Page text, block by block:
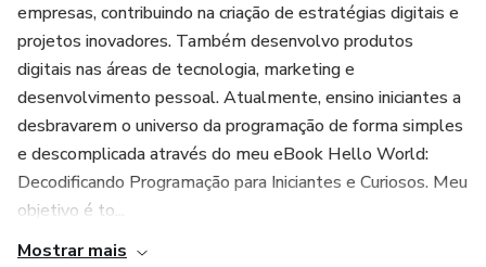
empresas, contribuindo na criação de estratégias digitais e
projetos inovadores. Também desenvolvo produtos
digitais nas áreas de tecnologia, marketing e
desenvolvimento pessoal. Atualmente, ensino iniciantes a
desbravarem o universo da programação de forma simples
e descomplicada através do meu eBook Hello World:
Decodificando Programação para Iniciantes e Curiosos. Meu
objetivo é to...
Mostrar mais